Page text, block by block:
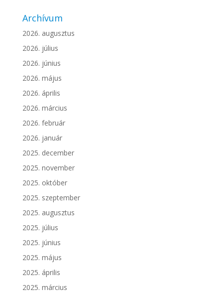
Archívum
2026. augusztus
2026. július
2026. június
2026. május
2026. április
2026. március
2026. február
2026. január
2025. december
2025. november
2025. október
2025. szeptember
2025. augusztus
2025. július
2025. június
2025. május
2025. április
2025. március